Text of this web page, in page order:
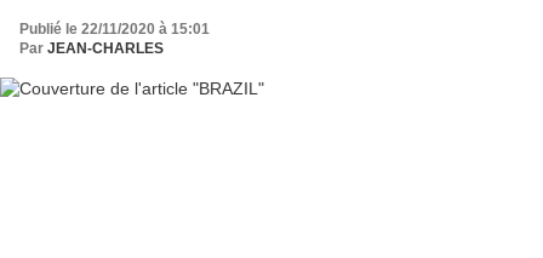
Publié le 22/11/2020 à 15:01
Par JEAN-CHARLES